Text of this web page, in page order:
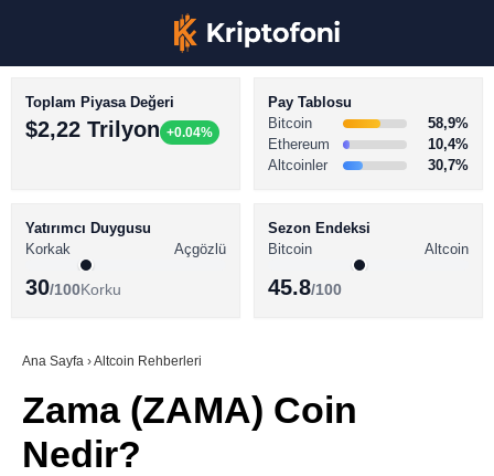
Youtube
BİTCOİN HABERLERİ
ALTCOİN HABERLERİ
SÖZLÜK
Toplam Piyasa Değeri
$2,22 Trilyon +0.04%
Pay Tablosu
Bitcoin
58,9%
Ethereum
10,4%
Altcoinler
30,7%
Yatırımcı Duygusu
Korkak
Açgözlü
30/100Korku
Sezon Endeksi
Bitcoin
Altcoin
45.8/100
Ana Sayfa ›Altcoin Rehberleri
Zama (ZAMA) Coin
Nedir?